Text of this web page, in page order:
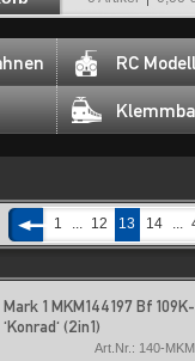
RC
1 ... 12 13 14 ...
Mark 1 MKM144197 Bf
'Konrad' (2in1)
Art.Nr.: 140-